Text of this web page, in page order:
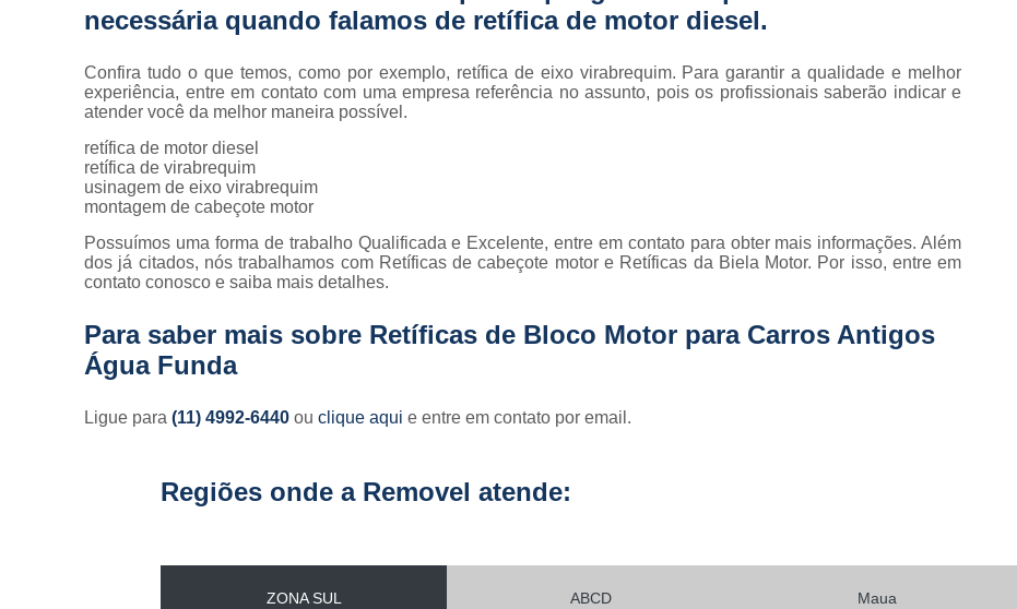
necessária quando falamos de retífica de motor diesel.
Confira tudo o que temos, como por exemplo, retífica de eixo virabrequim. Para garantir a qualidade e melhor
experiência, entre em contato com uma empresa referência no assunto, pois os profissionais saberão indicar e
atender você da melhor maneira possível.
retífica de motor diesel
retífica de virabrequim
usinagem de eixo virabrequim
montagem de cabeçote motor
Possuímos uma forma de trabalho Qualificada e Excelente, entre em contato para obter mais informações. Além
dos já citados, nós trabalhamos com Retíficas de cabeçote motor e Retíficas da Biela Motor. Por isso, entre em
contato conosco e saiba mais detalhes.
Para saber mais sobre Retíficas de Bloco Motor para Carros Antigos
Água Funda
Ligue para(11) 4992-6440ouclique aqui e entre em contato por email.
Regiões onde a Removel atende:
ZONA SUL ABCD Maua